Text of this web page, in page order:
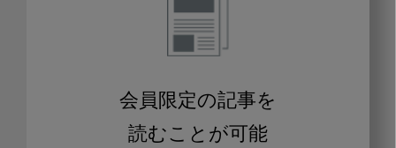
会員限定の記事を
読むことが可能